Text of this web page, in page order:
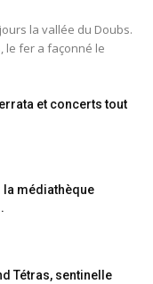
la vallée du Doubs.
le fer a façonné le
et concerts tout
la médiathèque
Tétras, sentinelle